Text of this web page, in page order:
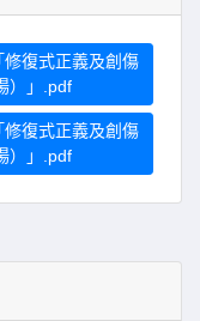
復式正義及創傷
）」.pdf
復式正義及創傷
）」.pdf